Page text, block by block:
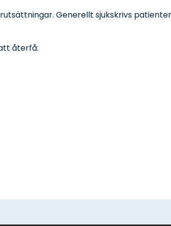
Generellt sjukskrivs
återfå: